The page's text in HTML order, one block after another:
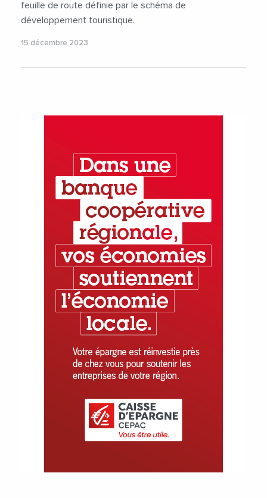
feuille de route définie par le schéma de
développement touristique.
15 décembre 2023